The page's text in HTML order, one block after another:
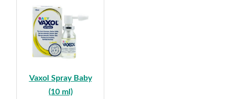
Vaxol Spray Baby
(10 ml)